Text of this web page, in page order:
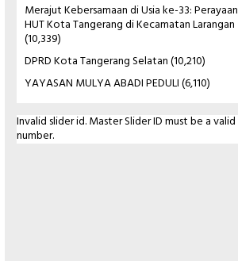
Merajut Kebersamaan di Usia ke-33: Perayaan
HUT Kota Tangerang di Kecamatan Larangan
(10,339)
DPRD Kota Tangerang Selatan(10,210)
YAYASAN MULYA ABADI PEDULI(6,110)
Invalid slider id. Master Slider ID must be a valid
number.